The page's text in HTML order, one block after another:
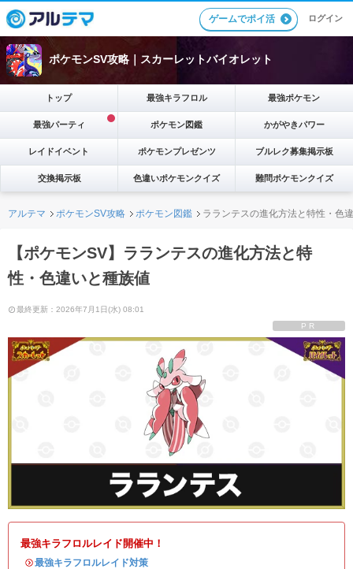
ゲームでポイ活 ログイン
ポケモンSV攻略｜スカーレットバイオレット
トップ 最強キラフロル 最強ポケモン
最強パーティ ポケモン図鑑 かがやきパワー
レイドイベント ポケモンプレゼンツ ブルレク募集掲示板
交換掲示板 色違いポケモンクイズ 難問ポケモンクイズ
アルテマ ポケモンSV攻略 ポケモン図鑑 ラランテスの進化方法と特性・色
【ポケモンSV】ラランテスの進化方法と特
性・色違いと種族値
最終更新：2026年7月1日(水) 08:01
PR
最強キラフロルレイド開催中！
・最強キラフロルレイド対策